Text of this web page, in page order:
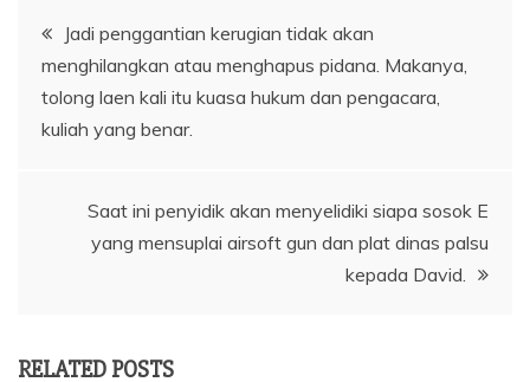
Navigasi
pos
Jadi penggantian kerugian tidak akan
menghilangkan atau menghapus pidana. Makanya,
tolong laen kali itu kuasa hukum dan pengacara,
kuliah yang benar.
Saat ini penyidik akan menyelidiki siapa sosok E
yang mensuplai airsoft gun dan plat dinas palsu
kepada David.
RELATED POSTS